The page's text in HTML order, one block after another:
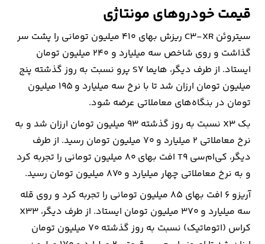
قیمت خودروهای مونتاژی
سیتروئن C3-XR ریزش بهای 410 میلیون تومانی را پشت سر
گذاشت و روی شاخص سه میلیارد و 240 میلیون تومان
ایستاد. از طرف دیگر، هایما S7 پرو نسبت به روز گذشته پنج
میلیون تومان ارزان شد تا با نرخ سه میلیارد و 195 میلیون
تومان در بنگاه‌های معاملاتی عرضه شود.
بک X3 نسبت به روز گذشته 93 میلیون تومان ارزان شد و به
نرخ معاملاتی 2 میلیارد و 70 میلیون تومان رسید. از طرف
دیگر، کی‌ام‌سی T9 افت بهای 80 میلیون تومانی را تجربه کرد
و به نرخ معاملاتی چهار میلیارد و 870 میلیون تومان رسید.
آریزو 6 افت بهای 85 میلیون تومانی را تجربه کرد و روی قله
سه میلیارد و 370 میلیون تومان ایستاد. از طرف دیگر، X33
کراس (اتوماتیک) نسبت به روز گذشته 70 میلیون تومان